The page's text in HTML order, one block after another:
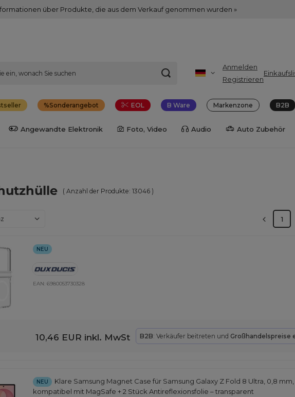
über Produkte, die aus dem Verkauf genommen wurden »
Anmelden
Registrieren
Sonderangebot EOL B Ware Markenzone B2B
Angewandte Elektronik Foto, Video Audio Auto Zubehör
( Anzahl der Produkte: 13046 )
1
NEU
EAN: 6980053730328
10,46 EUR inkl. MwSt B2B: Verkäufer beitreten und Großhandelspreise
NEU
Klare Samsung Magnet Case für Samsung Galaxy Z Fold 8 Ultra, 0,8 mm,
kompatibel mit MagSafe + 2 Stück Antireflexionsfolie – transparent